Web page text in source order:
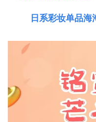
日系彩妆单品